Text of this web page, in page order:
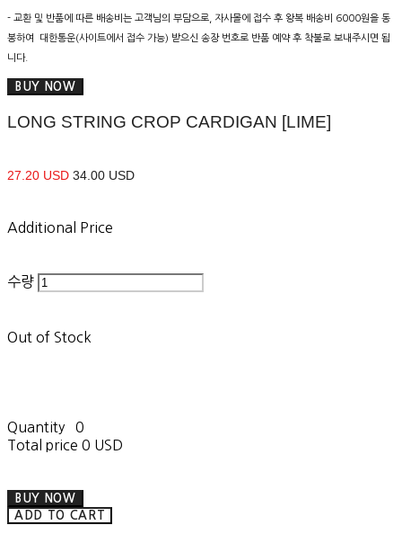
- 교환 및 반품에 따른 배송비는 고객님의 부담으로, 자사몰에 접수 후 왕복 배송비 6000원을 동
봉하여 대한통운(사이트에서 접수 가능) 받으신 송장 번호로 반품 예약 후 착불로 보내주시면 됩
니다.
BUY NOW
LONG STRING CROP CARDIGAN [LIME]
27.20 USD 34.00 USD
Additional Price
수량
Out of Stock
Quantity
0
Total price 0 USD
BUY NOW
ADD TO CART